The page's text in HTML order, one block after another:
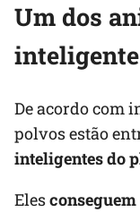
Um dos
De acordo com
polvos estão
inteligentes do
Eles